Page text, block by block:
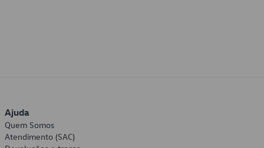
Ajuda
Quem Somos
Atendimento (SAC)